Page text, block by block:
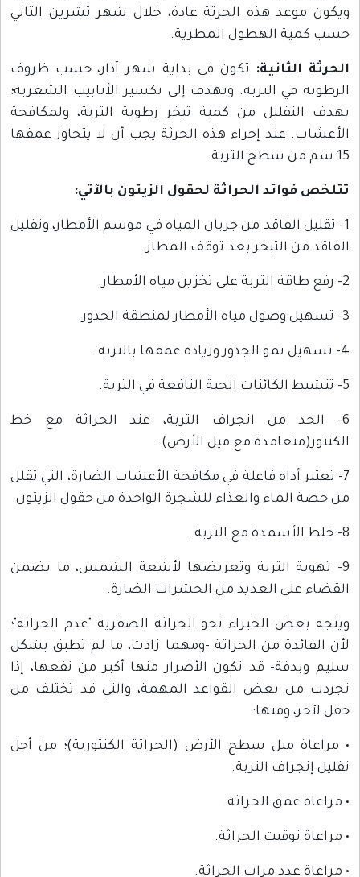
ويكون موعد هذه الحرثة عادة، خلال شهر تشرين الثاني
حسب كمية الهطول المطرية.
الحرثة الثانية: تكون في بداية شهر آذار، حسب ظروف
الرطوبة في التربة. وتهدف إلى تكسير الأنابيب الشعرية؛
بهدف التقليل من كمية تبخر رطوبة التربة، ولمكافحة
الأعشاب. عند إجراء هذه الحرثة يجب أن لا يتجاوز عمقها
15 سم من سطح التربة.
تتلخص فوائد الحراثة لحقول الزيتون بالآتي:
1- تقليل الفاقد من جريان المياه في موسم الأمطار، وتقليل
الفاقد من التبخر بعد توقف المطار.
2- رفع طاقة التربة على تخزين مياه الأمطار.
3- تسهيل وصول مياه الأمطار لمنطقة الجذور.
4- تسهيل نمو الجذور وزيادة عمقها بالتربة.
5- تنشيط الكائنات الحية النافعة في التربة.
6- الحد من انجراف التربة، عند الحراثة مع خط
الكنتور(متعامدة مع ميل الأرض).
7- تعتبر أداه فاعلة في مكافحة الأعشاب الضارة، التي تقلل
من حصة الماء والغذاء للشجرة الواحدة من حقول الزيتون.
8- خلط الأسمدة مع التربة.
9- تهوية التربة وتعريضها لأشعة الشمس، ما يضمن
القضاء على العديد من الحشرات الضارة.
ويتجه بعض الخبراء نحو الحراثة الصفرية "عدم الحراثة"؛
لأن الفائدة من الحراثة -ومهما زادت، ما لم تطبق بشكل
سليم وبدقة- قد تكون الأضرار منها أكبر من نفعها، إذا
تجردت من بعض القواعد المهمة، والتي قد تختلف من
حقل لآخر، ومنها:
• مراعاة ميل سطح الأرض (الحراثة الكنتورية)؛ من أجل
تقليل إنجراف التربة.
• مراعاة عمق الحراثة.
• مراعاة توقيت الحراثة.
• مراعاة عدد مرات الحراثة.